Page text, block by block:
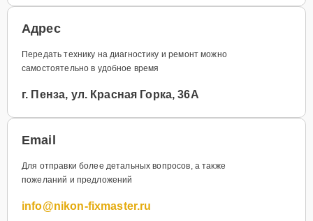
Адрес
Передать технику на диагностику и ремонт можно
самостоятельно в удобное время
г. Пенза, ул. Красная Горка, 36А
Email
Для отправки более детальных вопросов, а также
пожеланий и предложений
info@nikon-fixmaster.ru